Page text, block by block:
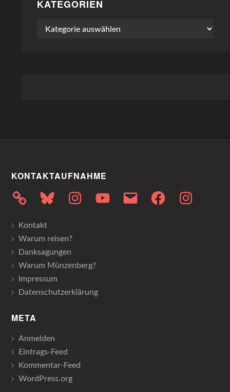
KATEGORIEN
Kategorien
KONTAKTAUFNAHME
Bluesky InstagramYouTubeE-
Mail
FacebookInstagram
Kontakt
Warum reisen?
Danksagungen
Warum Münzenberg?
Impressum
Datenschutzerklärung
META
Anmelden
Eintrags-Feed
Kommentar-Feed
WordPress.org